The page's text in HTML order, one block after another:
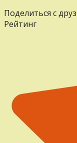
Поделиться с
Рейтинг